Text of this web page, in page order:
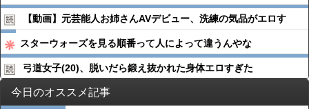
【動画】元芸能人お姉さんAVデビュー、洗練の気品がエロす
スターウォーズを見る順番って人によって違うんやな
弓道女子(20)、脱いだら鍛え抜かれた身体エロすぎた
今日のオススメ記事